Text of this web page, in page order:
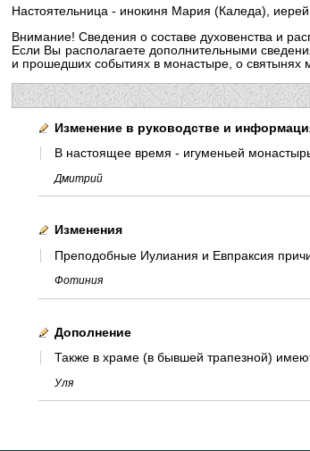
Настоятельница - инокиня Мария (Каледа),
Внимание! Сведения о составе духовенства и
Если Вы располагаете дополнительными
и прошедших событиях в монастыре, о святынях
Изменение в руководстве и
В настоящее время - игуменьей
Дмитрий
Изменения
Преподобные Иулиания и Евпраксия
Фотиния
Дополнение
Также в храме (в бывшей трапезной)
Уля